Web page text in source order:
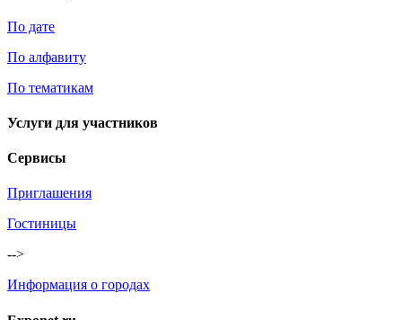
По дате
По алфавиту
По тематикам
Услуги для участников
Сервисы
Приглашения
Гостиницы
-->
Информация о городах